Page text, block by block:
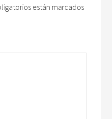
están marcados